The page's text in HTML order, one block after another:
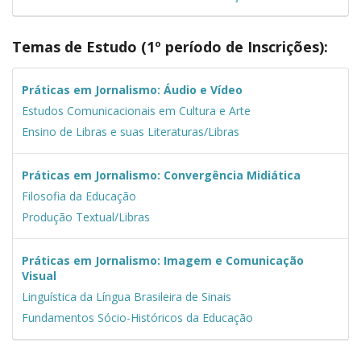
Temas de Estudo (1º período de Inscrições):
Práticas em Jornalismo: Áudio e Vídeo
Estudos Comunicacionais em Cultura e Arte
Ensino de Libras e suas Literaturas/Libras
Práticas em Jornalismo: Convergência Midiática
Filosofia da Educação
Produção Textual/Libras
Práticas em Jornalismo: Imagem e Comunicação
Visual
Linguística da Língua Brasileira de Sinais
Fundamentos Sócio-Históricos da Educação